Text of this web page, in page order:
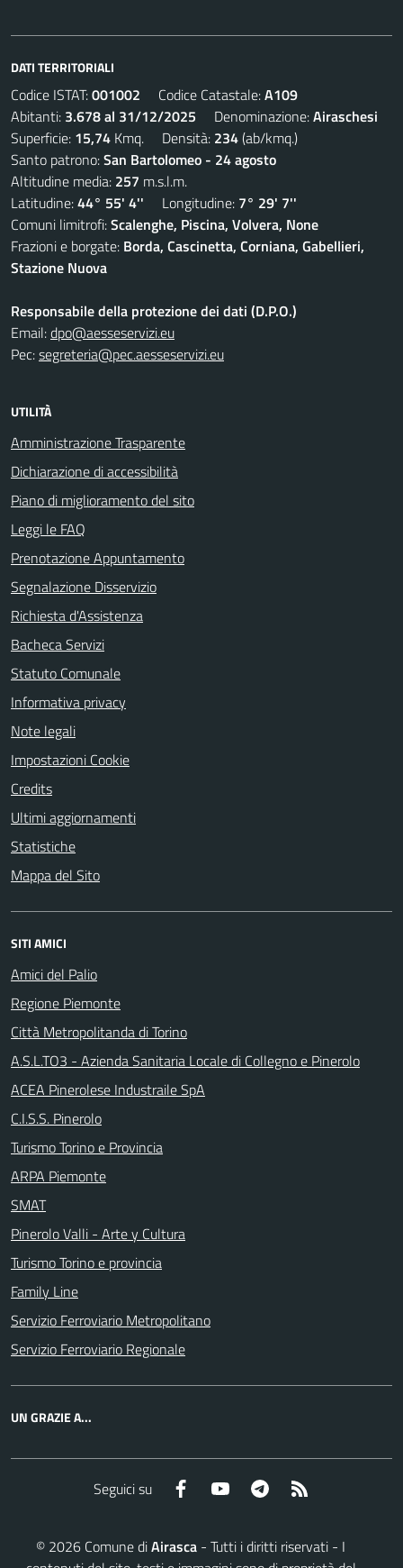
DATI TERRITORIALI
Codice ISTAT:001002 Codice Catastale:A109
Abitanti: 3.678 al 31/12/2025 Denominazione:Airaschesi
Superficie: 15,74 Kmq. Densità: 234(ab/kmq.)
Santo patrono:San Bartolomeo - 24 agosto
Altitudine media: 257 m.s.l.m.
Latitudine:44° 55' 4'' Longitudine: 7° 29' 7''
Comuni limitrofi:Scalenghe, Piscina, Volvera, None
Frazioni e borgate: Borda, Cascinetta, Corniana, Gabellieri,
Stazione Nuova
Responsabile della protezione dei dati (D.P.O.)
Email:dpo@aesseservizi.eu
Pec:segreteria@pec.aesseservizi.eu
UTILITÀ
Amministrazione Trasparente
Dichiarazione di accessibilità
Piano di miglioramento del sito
Leggi le FAQ
Prenotazione Appuntamento
Segnalazione Disservizio
Richiesta d'Assistenza
Bacheca Servizi
Statuto Comunale
Informativa privacy
Note legali
Impostazioni Cookie
Credits
Ultimi aggiornamenti
Statistiche
Mappa del Sito
SITI AMICI
Amici del Palio
Regione Piemonte
Città Metropolitanda di Torino
A.S.L.TO3 - Azienda Sanitaria Locale di Collegno e Pinerolo
ACEA Pinerolese Industraile SpA
C.I.S.S. Pinerolo
Turismo Torino e Provincia
ARPA Piemonte
SMAT
Pinerolo Valli - Arte y Cultura
Turismo Torino e provincia
Family Line
Servizio Ferroviario Metropolitano
Servizio Ferroviario Regionale
UN GRAZIE A...
Seguici su Facebook YouTube Telegram
© 2026 Comune diAirasca - Tutti i diritti riservati - I